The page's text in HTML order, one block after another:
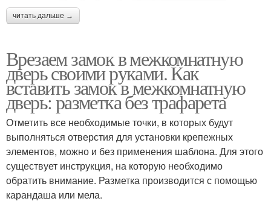
читать дальше →
Врезаем замок в межкомнатную
дверь своими руками. Как
вставить замок в межкомнатную
дверь: разметка без трафарета
Отметить все необходимые точки, в которых будут
выполняться отверстия для установки крепежных
элементов, можно и без применения шаблона. Для этого
существует инструкция, на которую необходимо
обратить внимание. Разметка производится с помощью
карандаша или мела.